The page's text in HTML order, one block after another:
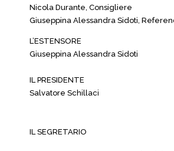
Nicola Durante, Consigliere
Giuseppina Alessandra Sidoti,
L’ESTENSORE
Giuseppina Alessandra Sidoti
IL PRESIDENTE
Salvatore Schillaci
IL SEGRETARIO